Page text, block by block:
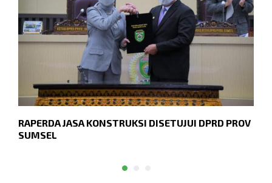
RAPERDA JASA KONSTRUKSI DISETUJUI DPRD PROV
SUMSEL